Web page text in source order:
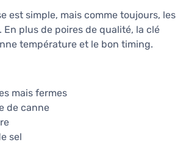
est simple, mais comme toujours, les
plus de poires de qualité, la clé
température et le bon timing.
mais fermes
de canne
sel